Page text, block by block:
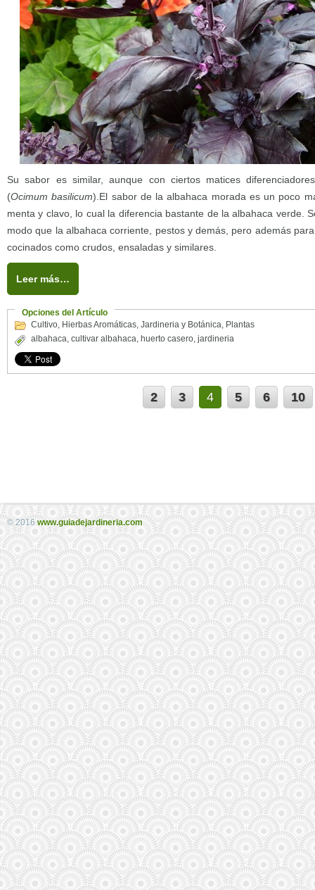
Su sabor es similar, aunque con ciertos matices
(Ocimum basilicum).El sabor de la albahaca morada es un poco
menta y clavo, lo cual la diferencia bastante de la albahaca verde.
modo que la albahaca corriente, pestos y demás, pero además
cocinados como crudos, ensaladas y similares.
Leer más…
Opciones del Artículo
Cultivo, Hierbas Aromáticas, Jardineria y Botánica, Plantas
albahaca, cultivar albahaca, huerto casero, jardineria
2 3 4 5 6 10
© 2016 www.guiadejardineria.com